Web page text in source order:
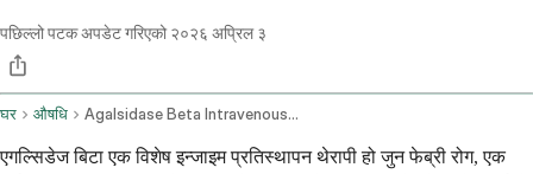
पछिल्लो पटक अपडेट गरिएको २०२६ अप्रिल ३
घर औषधि Agalsidase Beta Intravenous Route
एगल्सिडेज बिटा एक विशेष इन्जाइम प्रतिस्थापन थेरापी हो जुन फेब्री रोग, एक